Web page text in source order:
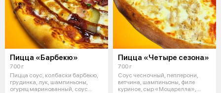
Пицца «Барбекю»
700 г
Пицца соус, колбаски барбекю,
грудинка, лук, шампиньоны,
огурец маринованный, соус
Пицца «Четыре сезона»
700 г
Соус чесночный, пепперони,
ветчина, шампиньоны, филе
куриное, сыр «Моцарелла»,